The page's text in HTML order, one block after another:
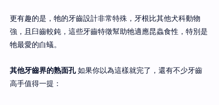
更有趣的是，牠的牙齒設計非常特殊，牙根比其他犬科動物
強，且臼齒較鈍，這些牙齒特徵幫助牠適應昆蟲食性，特別是
牠最愛的白蟻。
其他牙齒界的熟面孔如果你以為這樣就完了，還有不少牙齒
高手值得一提：